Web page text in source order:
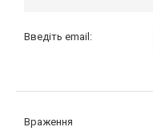
Введіть email:
Враження